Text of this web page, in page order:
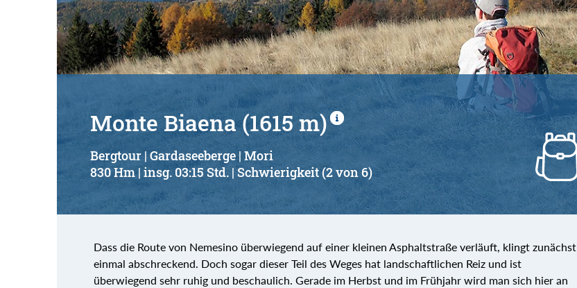
Monte Biaena (1615 m)
Bergtour | Gardaseeberge | Mori
830 Hm | insg. 03:15 Std. | Schwierigkeit (2 von 6)
Dass die Route von Nemesino überwiegend auf einer kleinen Asphaltstraße verläuft, klingt zunächst
einmal abschreckend. Doch sogar dieser Teil des Weges hat landschaftlichen Reiz und ist
überwiegend sehr ruhig und beschaulich. Gerade im Herbst und im Frühjahr wird man sich hier an